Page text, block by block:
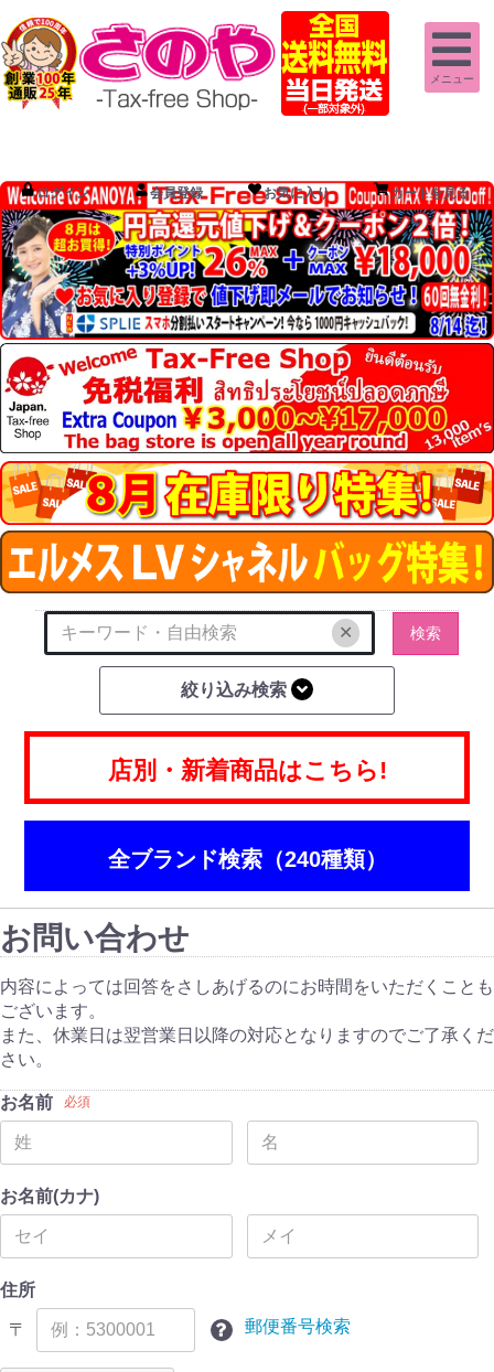
メニュー
ログイン 会員登録 お気に入り カートを見る
✕ 検索
絞り込み検索
店別・新着商品はこちら!
全ブランド検索（240種類）
お問い合わせ
内容によっては回答をさしあげるのにお時間をいただくことも
ございます。
また、休業日は翌営業日以降の対応となりますのでご了承くだ
さい。
お名前 必須
お名前(カナ)
住所
〒 郵便番号検索